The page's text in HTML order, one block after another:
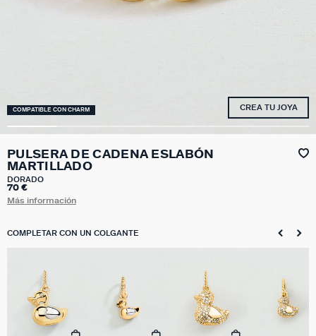
CREA TU JOYA
COMPATIBLE CON CHARM
PULSERA DE CADENA ESLABÓN
MARTILLADO
DORADO
70 €
Más información
COMPLETAR CON UN COLGANTE